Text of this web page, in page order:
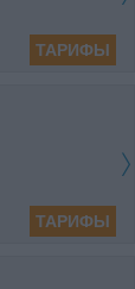
ТАРИФЫ
ТАРИФЫ